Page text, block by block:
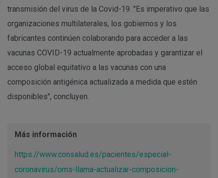
transmisión del virus de la Covid-19. "Es imperativo que las
organizaciones multilaterales, los gobiernos y los
fabricantes continúen colaborando para acceder a las
vacunas COVID-19 actualmente aprobadas y garantizar el
acceso global equitativo a las vacunas con una
composición antigénica actualizada a medida que estén
disponibles", concluyen.
Más información
https://www.consalud.es/pacientes/especial-
coronavirus/oms-llama-actualizar-composicion-